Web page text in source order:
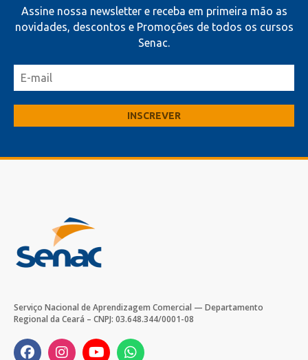
Assine nossa newsletter e receba em primeira mão as
novidades, descontos e Promoções de todos os cursos
Senac.
Serviço Nacional de Aprendizagem Comercial — Departamento
Regional da Ceará – CNPJ: 03.648.344/0001-08